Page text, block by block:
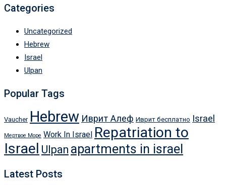
Categories
Uncategorized
Hebrew
Israel
Ulpan
Popular Tags
Vaucher Hebrew Иврит Алеф Иврит бесплатно Israel
Мертвое Море Work In Israel Repatriation to
Israel Ulpan apartments in israel
Latest Posts